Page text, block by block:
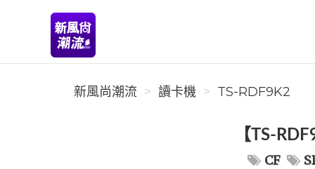
新風尚潮流
新風尚潮流
讀卡機 TS-RDF9K2
【TS-
CF